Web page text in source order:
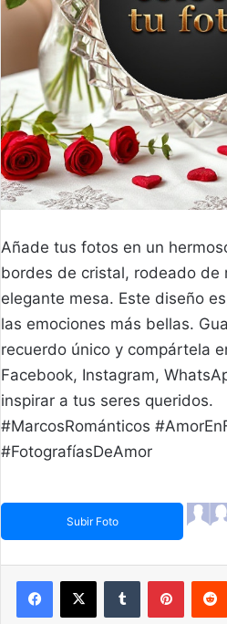
Añade tus fotos en un
bordes de cristal, rodeado de
elegante mesa. Este diseño
las emociones más bellas.
recuerdo único y compártela
Facebook, Instagram,
inspirar a tus seres queridos.
#MarcosRománticos
#FotografíasDeAmor
Subir Foto
Facebook
X Tumblr Pinterest